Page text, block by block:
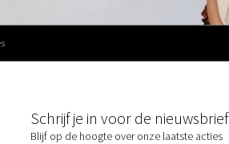
Schrijf je in voor de nieuwsbrief
Blijf op de hoogte over onze laatste acties